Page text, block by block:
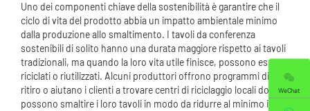
Uno dei componenti chiave della sostenibilità è garantire che il
ciclo di vita del prodotto abbia un impatto ambientale minimo
dalla produzione allo smaltimento. I tavoli da conferenza
sostenibili di solito hanno una durata maggiore rispetto ai tavoli
tradizionali, ma quando la loro vita utile finisce, possono essere
riciclati o riutilizzati. Alcuni produttori offrono programmi di
ritiro o aiutano i clienti a trovare centri di riciclaggio locali dove
possono smaltire i loro tavoli in modo da ridurre al minimo i
WeChat